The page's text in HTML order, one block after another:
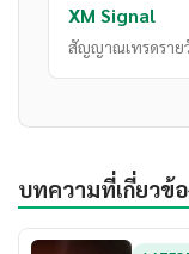
XM Signal
สัญญาณเทรดราย
บทความที่เกี่ยวข้